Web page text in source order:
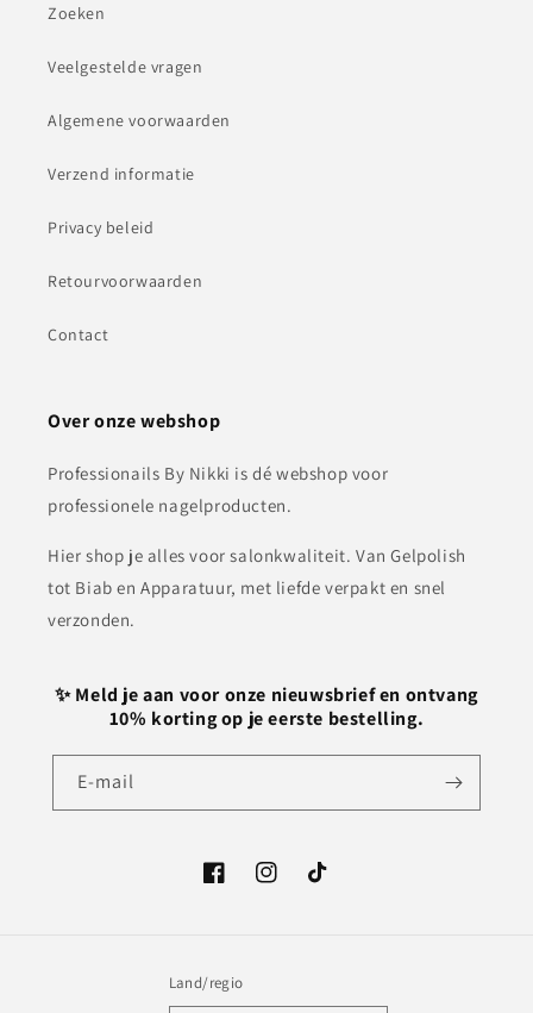
Zoeken
Veelgestelde vragen
Algemene voorwaarden
Verzend informatie
Privacy beleid
Retourvoorwaarden
Contact
Over onze webshop
Professionails By Nikki is dé webshop voor
professionele nagelproducten.
Hier shop je alles voor salonkwaliteit. Van Gelpolish
tot Biab en Apparatuur, met liefde verpakt en snel
verzonden.
✨ Meld je aan voor onze nieuwsbrief en ontvang
10% korting op je eerste bestelling.
E‑mail
FacebookInstagramTikTok
Land/regio